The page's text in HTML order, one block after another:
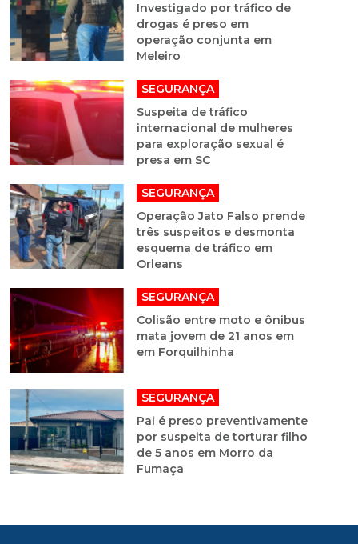
Investigado por tráfico de
drogas é preso em
operação conjunta em
Meleiro
SEGURANÇA
Suspeita de tráfico
internacional de mulheres
para exploração sexual é
presa em SC
SEGURANÇA
Operação Jato Falso prende
três suspeitos e desmonta
esquema de tráfico em
Orleans
SEGURANÇA
Colisão entre moto e ônibus
mata jovem de 21 anos em
em Forquilhinha
SEGURANÇA
Pai é preso preventivamente
por suspeita de torturar filho
de 5 anos em Morro da
Fumaça